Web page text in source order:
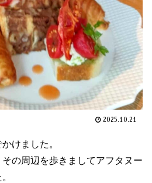
2025.10.21
けました。
の周辺を歩きましてアフタヌー